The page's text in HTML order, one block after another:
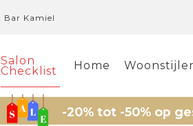
Bar Kamiel
Salon
Checklist Home
-20% tot -50% op